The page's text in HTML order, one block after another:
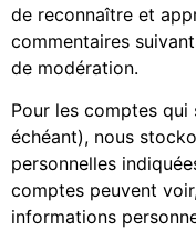
de reconnaître et
commentaires
de modération.
Pour les comptes qui
échéant), nous
personnelles
comptes peuvent
informations